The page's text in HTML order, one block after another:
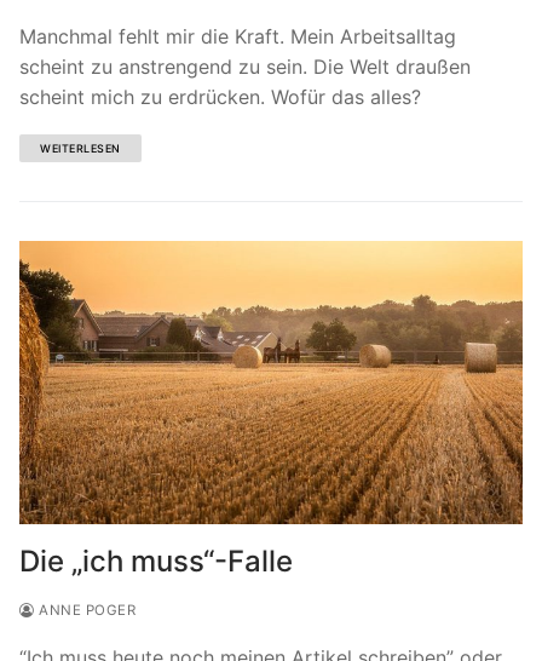
Manchmal fehlt mir die Kraft. Mein Arbeitsalltag
scheint zu anstrengend zu sein. Die Welt draußen
scheint mich zu erdrücken. Wofür das alles?
WEITERLESEN
Die „ich muss“-Falle
ANNE POGER